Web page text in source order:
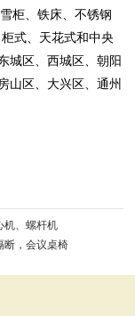
柜、铁床、不锈钢
式、天花式和中央
城区、西城区、朝阳
山区、大兴区、通州
机、螺杆机
断，会议桌椅